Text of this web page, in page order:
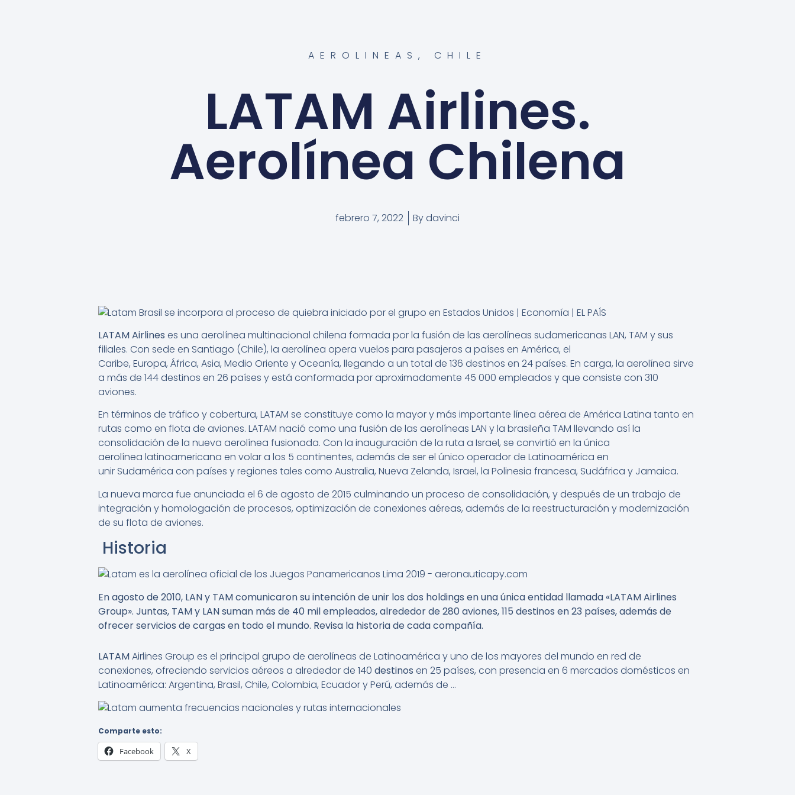
AEROLINEAS , CHILE
LATAM Airlines.
Aerolínea Chilena
febrero 7, 2022 Bydavinci
LATAM Airlines es una aerolínea multinacional chilena formada por la fusión de las aerolíneas sudamericanas LAN, TAM y sus
filiales. Con sede en Santiago (Chile), la aerolínea opera vuelos para pasajeros a países en América, el
Caribe, Europa, África, Asia, Medio Oriente y Oceanía, llegando a un total de 136 destinos en 24 países. En carga, la aerolínea sirve
a más de 144 destinos en 26 países y está conformada por aproximadamente 45 000 empleados y que consiste con 310
aviones.
En términos de tráfico y cobertura, LATAM se constituye como la mayor y más importante línea aérea de América Latina tanto en
rutas como en flota de aviones. LATAM nació como una fusión de las aerolíneas LAN y la brasileña TAM llevando así la
consolidación de la nueva aerolínea fusionada. Con la inauguración de la ruta a Israel, se convirtió en la única
aerolínea latinoamericana en volar a los 5 continentes, además de ser el único operador de Latinoamérica en
unir Sudamérica con países y regiones tales como Australia, Nueva Zelanda, Israel, la Polinesia francesa, Sudáfrica y Jamaica.
La nueva marca fue anunciada el 6 de agosto de 2015 culminando un proceso de consolidación, y después de un trabajo de
integración y homologación de procesos, optimización de conexiones aéreas, además de la reestructuración y modernización
de su flota de aviones.
Historia
En agosto de 2010, LAN y TAM comunicaron su intención de unir los dos holdings en una única entidad llamada «LATAM Airlines
Group». Juntas, TAM y LAN suman más de 40 mil empleados, alrededor de 280 aviones, 115 destinos en 23 países, además de
ofrecer servicios de cargas en todo el mundo. Revisa la historia de cada compañía.
LATAMAirlines Group es el principal grupo de aerolíneas de Latinoamérica y uno de los mayores del mundo en red de
conexiones, ofreciendo servicios aéreos a alrededor de 140 destinos en 25 países, con presencia en 6 mercados domésticos en
Latinoamérica: Argentina, Brasil, Chile, Colombia, Ecuador y Perú, además de …
Comparte esto:
Facebook X